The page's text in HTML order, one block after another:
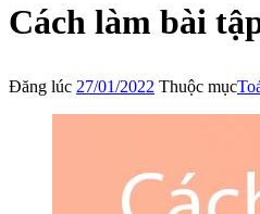
Cách làm bài
Đăng lúc 27/01/2022 Thuộc mục